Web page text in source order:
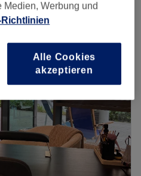
in Portschach
Medien, Werbung und
Alle Cookies
akzeptieren